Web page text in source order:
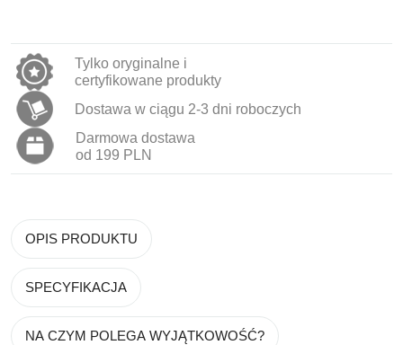
Tylko oryginalne i
certyfikowane produkty
Dostawa w ciągu 2-3 dni roboczych
Darmowa dostawa
od 199 PLN
OPIS PRODUKTU
SPECYFIKACJA
NA CZYM POLEGA WYJĄTKOWOŚĆ?